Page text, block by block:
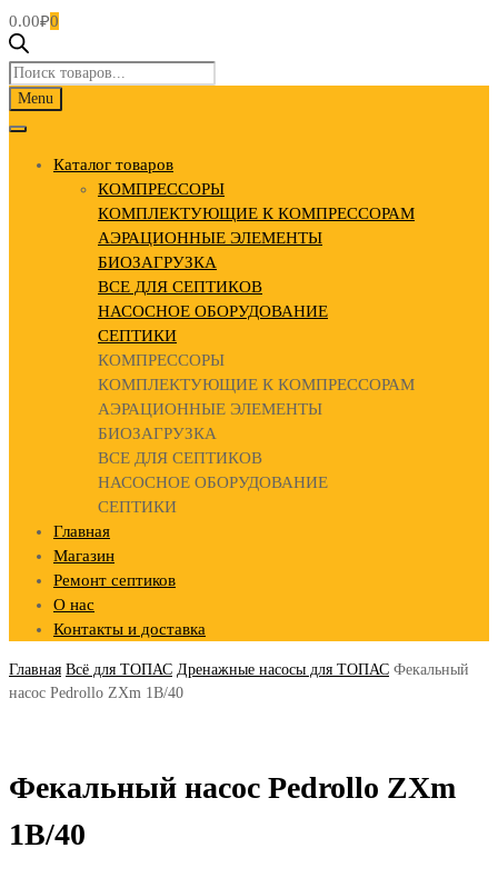
0.00₽0
Поиск
товаров
Skip
Menu
Каталог товаров
КОМПРЕССОРЫ
КОМПЛЕКТУЮЩИЕ К КОМПРЕССОРАМ
АЭРАЦИОННЫЕ ЭЛЕМЕНТЫ
БИОЗАГРУЗКА
ВСЕ ДЛЯ СЕПТИКОВ
НАСОСНОЕ ОБОРУДОВАНИЕ
СЕПТИКИ
КОМПРЕССОРЫ
КОМПЛЕКТУЮЩИЕ К КОМПРЕССОРАМ
АЭРАЦИОННЫЕ ЭЛЕМЕНТЫ
БИОЗАГРУЗКА
ВСЕ ДЛЯ СЕПТИКОВ
НАСОСНОЕ ОБОРУДОВАНИЕ
СЕПТИКИ
Главная
Магазин
Ремонт септиков
О нас
Контакты и доставка
Главная Всё для ТОПАС Дренажные насосы для ТОПАС Фекальный
насос Pedrollo ZXm 1B/40
Фекальный насос Pedrollo ZXm
1B/40